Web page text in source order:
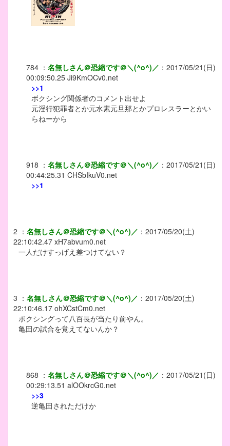
784 ： 名無しさん＠恐縮です＠＼(^o^)／ ： 2017/05/21(日)
00:09:50.25 Ji9KmOCv0.net
>>1
ボクシング関係者のコメント出せよ
元淫行犯罪者とか元水素元旦那とかプロレスラーとかい
らねーから
918 ： 名無しさん＠恐縮です＠＼(^o^)／ ： 2017/05/21(日)
00:44:25.31 CHSbIkuV0.net
>>1
2 ： 名無しさん＠恐縮です＠＼(^o^)／ ： 2017/05/20(土)
22:10:42.47 xH7abvum0.net
一人だけすっげえ差つけてない？
3 ： 名無しさん＠恐縮です＠＼(^o^)／ ： 2017/05/20(土)
22:10:46.17 ohXCstCm0.net
ボクシングって八百長が当たり前やん。
亀田の試合を覚えてないんか？
868 ： 名無しさん＠恐縮です＠＼(^o^)／ ： 2017/05/21(日)
00:29:13.51 alOOkrcG0.net
>>3
逆亀田されただけか